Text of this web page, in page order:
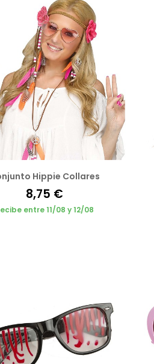
Hippie Collares
8,75 €
entre 11/08 y 12/08